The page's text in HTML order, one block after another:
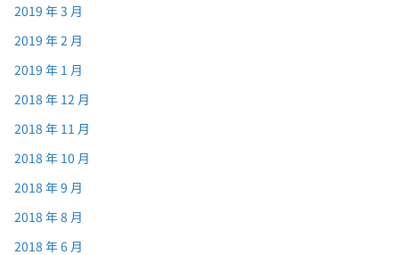
2019 年 3 月
2019 年 2 月
2019 年 1 月
2018 年 12 月
2018 年 11 月
2018 年 10 月
2018 年 9 月
2018 年 8 月
2018 年 6 月